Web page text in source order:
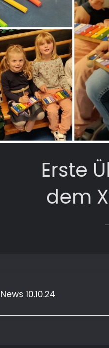
Erste
dem
10.10.24